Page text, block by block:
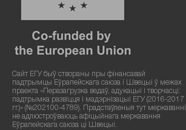
Сайт ЕГУ быў створаны пры фінансавай
падтрымцы Еўрапейскага саюза і Швецыі ў межах
праекта «Перазагрузка ведаў, адукацыі і творчасці:
падтрымка развіцця і мадэрнізацыі ЕГУ (2016-2017
гг.)» (№202100-4789). Прадстаўленыя тут меркаванні
не адлюстроўваюць афіцыйнага меркавання
Еўрапейскага саюза ці Швецыі.